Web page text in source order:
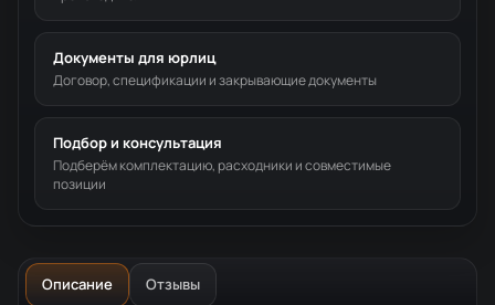
Документы для юрлиц
Договор, спецификации и закрывающие документы
Подбор и консультация
Подберём комплектацию, расходники и совместимые
позиции
Описание Отзывы